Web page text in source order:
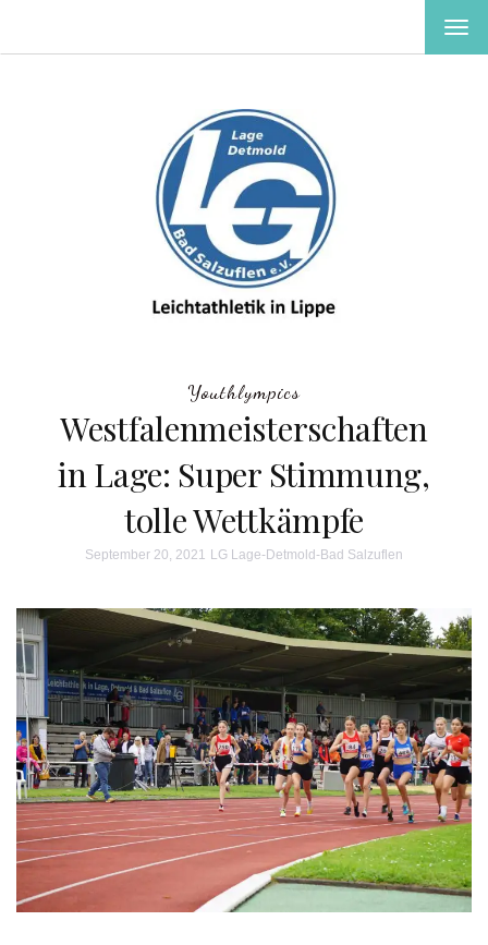
Youthlympics
Westfalenmeisterschaften
in Lage: Super Stimmung,
tolle Wettkämpfe
September 20, 2021 LG Lage-Detmold-Bad Salzuflen